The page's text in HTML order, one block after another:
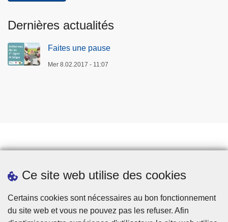
Ce site web utilise des cookies
Certains cookies sont nécessaires au bon fonctionnement
du site web et vous ne pouvez pas les refuser. Afin
Dernières actualités
Faites une pause
Mer 8.02.2017 - 11:07
Téléchargements
Presse